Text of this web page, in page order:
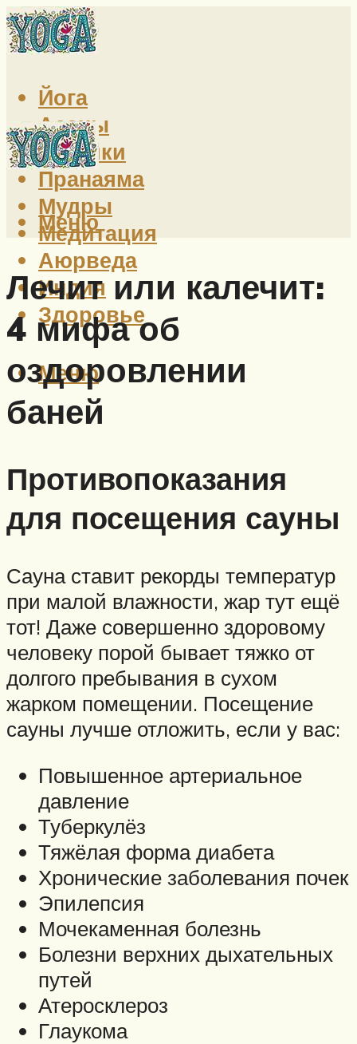
Йога
Асаны
Техники
Пранаяма
Мудры
Медитация
Аюрведа
Индия
Здоровье
Меню
Меню
Лечит или калечит:
4 мифа об
оздоровлении
баней
Противопоказания
для посещения сауны
Сауна ставит рекорды температур
при малой влажности, жар тут ещё
тот! Даже совершенно здоровому
человеку порой бывает тяжко от
долгого пребывания в сухом
жарком помещении. Посещение
сауны лучше отложить, если у вас:
Повышенное артериальное
давление
Туберкулёз
Тяжёлая форма диабета
Хронические заболевания почек
Эпилепсия
Мочекаменная болезнь
Болезни верхних дыхательных
путей
Атеросклероз
Глаукома